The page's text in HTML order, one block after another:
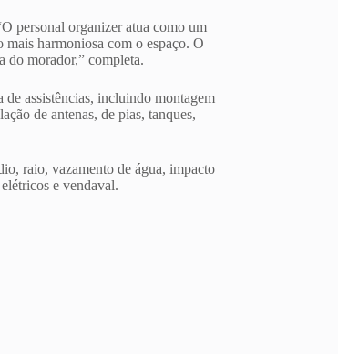
personal organizer atua como um
mais harmoniosa com o espaço. O
do morador,” completa.
assistências, incluindo montagem
de antenas, de pias, tanques,
raio, vazamento de água, impacto
e vendaval.